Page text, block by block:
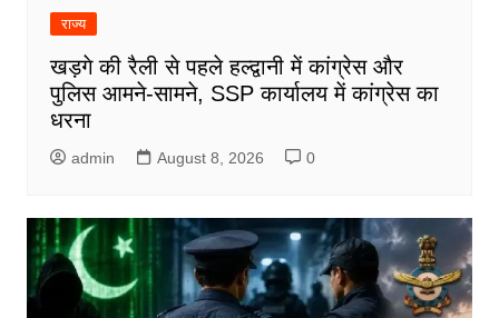
राज्य
खड़गे की रैली से पहले हल्द्वानी में कांग्रेस और
पुलिस आमने-सामने, SSP कार्यालय में कांग्रेस का
धरना
admin August 8, 2026 0